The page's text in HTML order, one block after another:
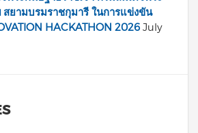
สยามบรมราชกุมารี ในการแข่งขัน
HACKATHON 2026 July